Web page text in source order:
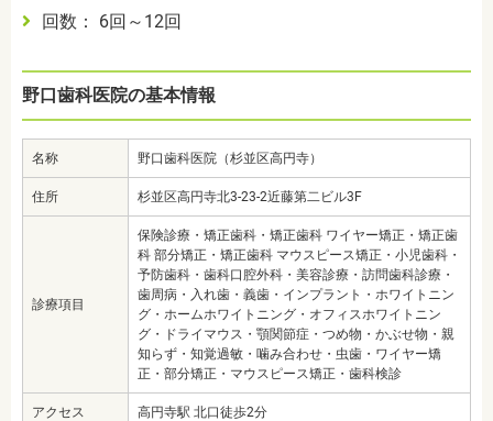
回数： 6回～12回
野口歯科医院の基本情報
名称 野口歯科医院（杉並区高円寺）
住所 杉並区高円寺北3-23-2近藤第二ビル3F
診療項目
保険診療・矯正歯科・矯正歯科 ワイヤー矯正・矯正歯
科 部分矯正・矯正歯科 マウスピース矯正・小児歯科・
予防歯科・歯科口腔外科・美容診療・訪問歯科診療・
歯周病・入れ歯・義歯・インプラント・ホワイトニン
グ・ホームホワイトニング・オフィスホワイトニン
グ・ドライマウス・顎関節症・つめ物・かぶせ物・親
知らず・知覚過敏・噛み合わせ・虫歯・ワイヤー矯
正・部分矯正・マウスピース矯正・歯科検診
アクセス 高円寺駅 北口徒歩2分